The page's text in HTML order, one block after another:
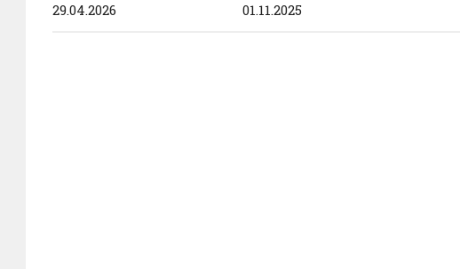
29.04.2026 01.11.2025